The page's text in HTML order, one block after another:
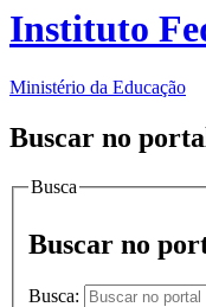
Instituto
Ministério da Educação
Buscar no
Busca
Buscar no
Busca: